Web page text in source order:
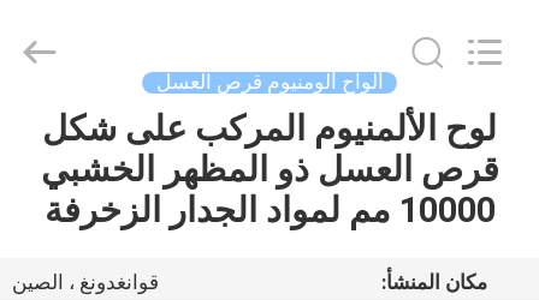
منزل،
بيت
Material
Reserved.
ألواح ألومنيوم قرص العسل
لوح الألمنيوم المركب على شكل
قرص العسل ذو المظهر الخشبي
10000 مم لمواد الجدار الزخرفة
مكان المنشأ:
قوانغدونغ ، الصين